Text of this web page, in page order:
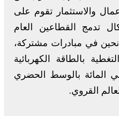
والاستثمار تقوم على
تدمج القطاعين العام
في مبادرات مشتركة،
بالطاقة الكهربائية
لا تتجاوز 71 في المائة بالوسط الحضري